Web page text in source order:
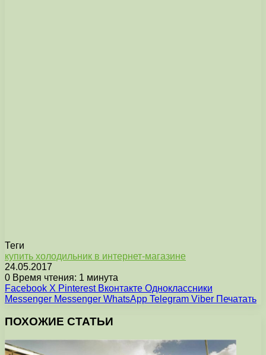
Теги
купить холодильник в интернет-магазине
24.05.2017
0 Время чтения: 1 минута
Facebook X Pinterest Вконтакте Одноклассники
Messenger Messenger WhatsApp Telegram Viber Печатать
ПОХОЖИЕ СТАТЬИ